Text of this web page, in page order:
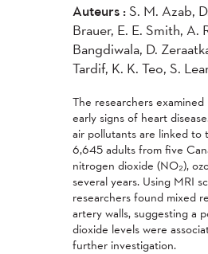
Auteurs :S. M. Azab,
Brauer, E. E. Smith, A.
Bangdiwala, D.
Tardif, K. K. Teo, S.
The researchers
early signs of heart
air pollutants are linked to
6,645 adults from five
nitrogen dioxide (NO₂),
several years. Using MRI
researchers found mixed
artery walls, suggesting a
dioxide levels were
further investigation.